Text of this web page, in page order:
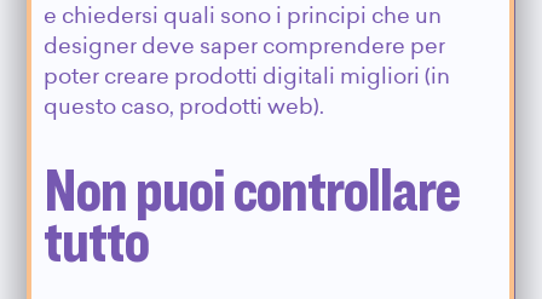
e chiedersi quali sono i principi che un
designer deve saper comprendere per
poter creare prodotti digitali migliori (in
questo caso, prodotti web).
Non puoi controllare
tutto